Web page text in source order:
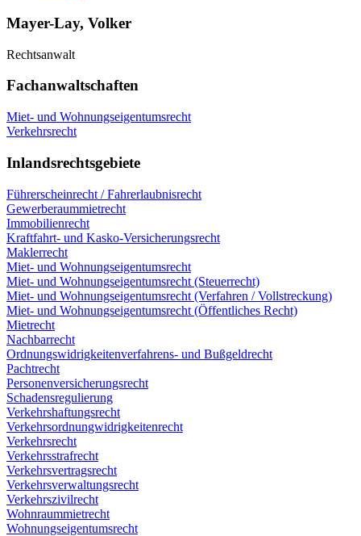
Mayer-Lay, Volker
Rechtsanwalt
Fachanwaltschaften
Miet- und Wohnungseigentumsrecht
Verkehrsrecht
Inlandsrechtsgebiete
Führerscheinrecht / Fahrerlaubnisrecht
Gewerberaummietrecht
Immobilienrecht
Kraftfahrt- und Kasko-Versicherungsrecht
Maklerrecht
Miet- und Wohnungseigentumsrecht
Miet- und Wohnungseigentumsrecht (Steuerrecht)
Miet- und Wohnungseigentumsrecht (Verfahren / Vollstreckung)
Miet- und Wohnungseigentumsrecht (Öffentliches Recht)
Mietrecht
Nachbarrecht
Ordnungswidrigkeitenverfahrens- und Bußgeldrecht
Pachtrecht
Personenversicherungsrecht
Schadensregulierung
Verkehrshaftungsrecht
Verkehrsordnungwidrigkeitenrecht
Verkehrsrecht
Verkehrsstrafrecht
Verkehrsvertragsrecht
Verkehrsverwaltungsrecht
Verkehrszivilrecht
Wohnraummietrecht
Wohnungseigentumsrecht